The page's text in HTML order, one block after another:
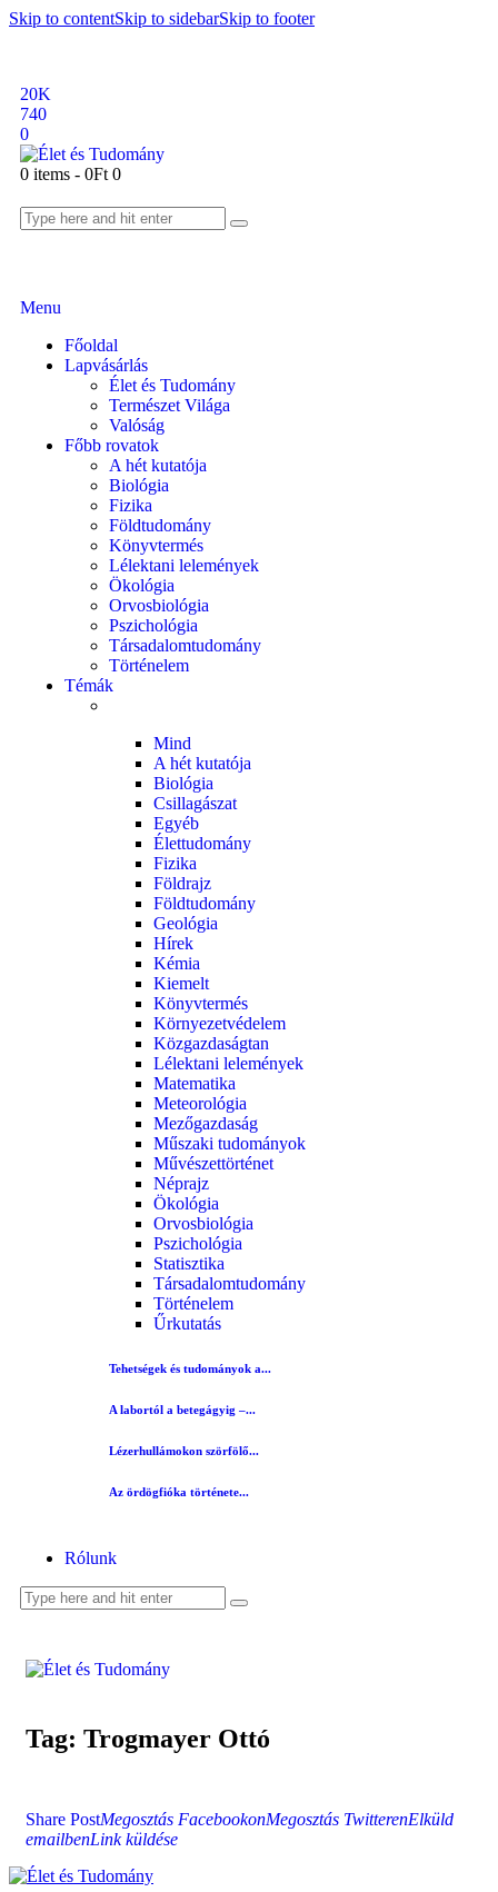
Skip to contentSkip to sidebarSkip to footer
20K
740
0
0 items - 0Ft 0
Menu
Főoldal
Lapvásárlás
Élet és Tudomány
Természet Világa
Valóság
Főbb rovatok
A hét kutatója
Biológia
Fizika
Földtudomány
Könyvtermés
Lélektani lelemények
Ökológia
Orvosbiológia
Pszichológia
Társadalomtudomány
Történelem
Témák
Mind
A hét kutatója
Biológia
Csillagászat
Egyéb
Élettudomány
Fizika
Földrajz
Földtudomány
Geológia
Hírek
Kémia
Kiemelt
Könyvtermés
Környezetvédelem
Közgazdaságtan
Lélektani lelemények
Matematika
Meteorológia
Mezőgazdaság
Műszaki tudományok
Művészettörténet
Néprajz
Ökológia
Orvosbiológia
Pszichológia
Statisztika
Társadalomtudomány
Történelem
Űrkutatás
Tehetségek és tudományok a...
A labortól a betegágyig –...
Lézerhullámokon szörfölő...
Az ördögfióka története...
Rólunk
Tag: Trogmayer Ottó
Share PostMegosztás FacebookonMegosztás TwitterenElküld
emailbenLink küldése